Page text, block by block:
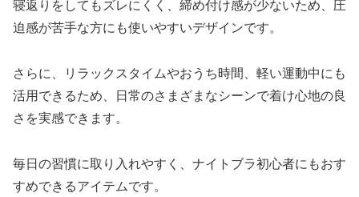
寝返りをしてもズレにくく、締め付け感が少ないため、圧
迫感が苦手な方にも使いやすいデザインです。
さらに、リラックスタイムやおうち時間、軽い運動中にも
活用できるため、日常のさまざまなシーンで着け心地の良
さを実感できます。
毎日の習慣に取り入れやすく、ナイトブラ初心者にもおす
すめできるアイテムです。